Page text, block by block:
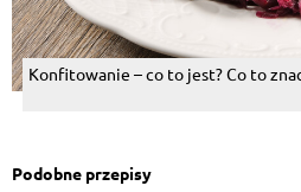
Konfitowanie – co to jest? Co to
Podobne przepisy